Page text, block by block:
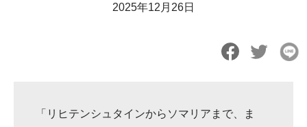
2025年12月26日
「リヒテンシュタインからソマリアまで、ま